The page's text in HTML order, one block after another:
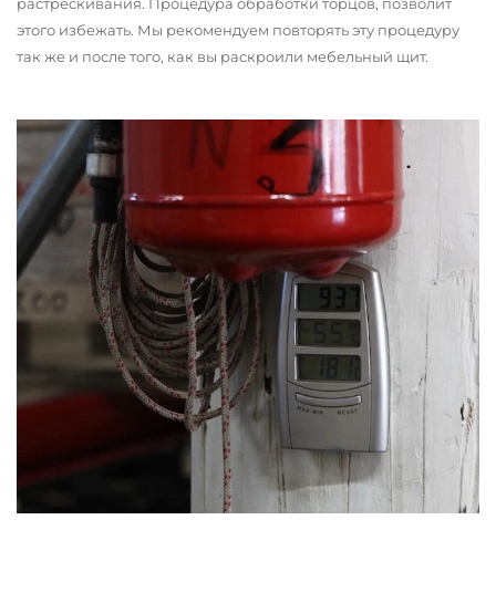
растрескивания. Процедура обработки торцов, позволит
этого избежать. Мы рекомендуем повторять эту процедуру
так же и после того, как вы раскроили мебельный щит.